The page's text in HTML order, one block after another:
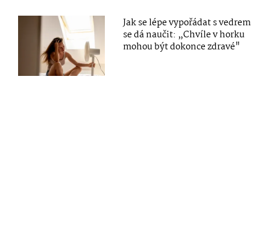
Jak se lépe vypořádat s vedrem
se dá naučit: „Chvíle v horku
mohou být dokonce zdravé"